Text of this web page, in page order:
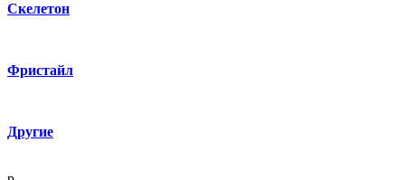
Скелетон
Фристайл
Другие